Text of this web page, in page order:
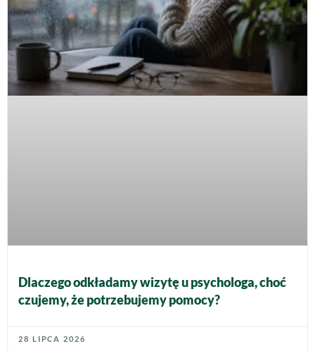
Dlaczego odkładamy wizytę u psychologa, choć
czujemy, że potrzebujemy pomocy?
28 LIPCA 2026